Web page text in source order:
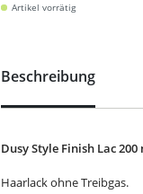
Artikel vorrätig
Beschreibung
Dusy Style Finish Lac 200
Haarlack ohne Treibgas.